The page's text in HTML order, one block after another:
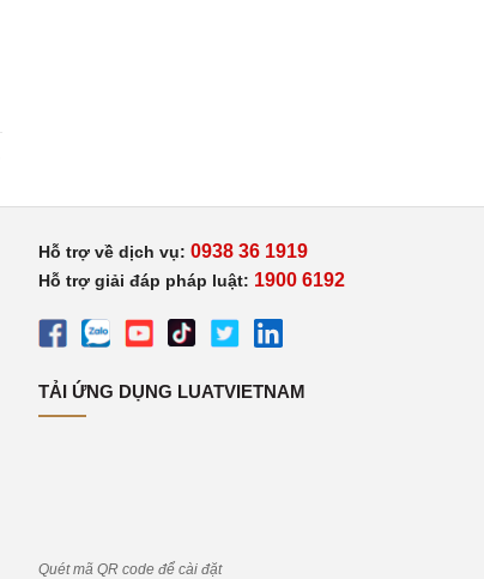
Hỗ trợ về dịch vụ: 0938 36 1919
Hỗ trợ giải đáp pháp luật: 1900 6192
TẢI ỨNG DỤNG LUATVIETNAM
Quét mã QR code để cài đặt